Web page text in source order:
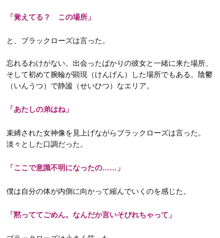
「覚えてる？ この場所」
と、ブラックローズは言った。
忘れるわけがない。出会ったばかりの彼女と一緒に来た場所、
そして初めて腕輪が顕現（けんげん）した場所でもある。陰鬱
（いんうつ）で静謐（せいひつ）なエリア。
「あたしの弟はね」
束縛された女神像を見上げながらブラックローズは言った。
淡々とした口調だった。
「ここで意識不明になったの……」
僕は自分の体が内側に向かって縮んでいくのを感じた。
「黙っててごめん。なんだか言いそびれちゃって」